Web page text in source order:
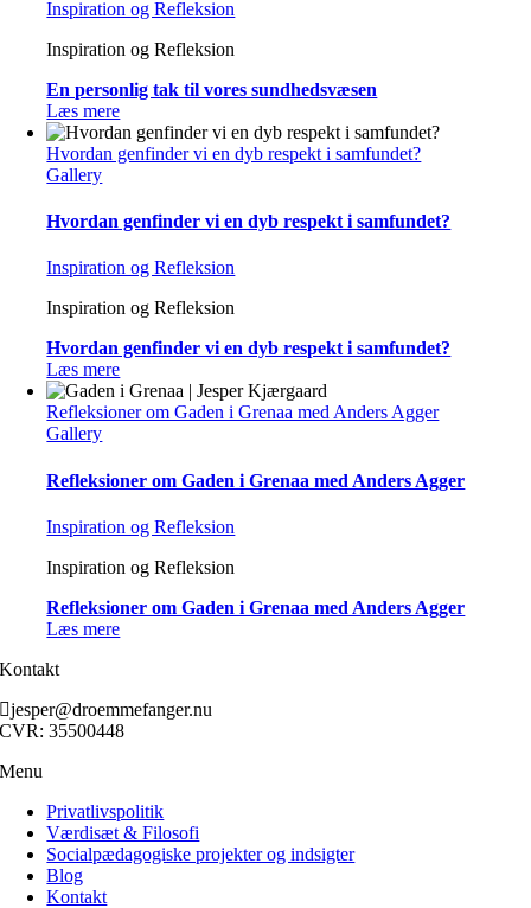
Inspiration og Refleksion
Inspiration og Refleksion
En personlig tak til vores sundhedsvæsen
Læs mere
Hvordan genfinder vi en dyb respekt i samfundet?
Gallery
Hvordan genfinder vi en dyb respekt i samfundet?
Inspiration og Refleksion
Inspiration og Refleksion
Hvordan genfinder vi en dyb respekt i samfundet?
Læs mere
Refleksioner om Gaden i Grenaa med Anders Agger
Gallery
Refleksioner om Gaden i Grenaa med Anders Agger
Inspiration og Refleksion
Inspiration og Refleksion
Refleksioner om Gaden i Grenaa med Anders Agger
Læs mere
Kontakt
jesper@droemmefanger.nu
CVR: 35500448
Menu
Privatlivspolitik
Værdisæt & Filosofi
Socialpædagogiske projekter og indsigter
Blog
Kontakt